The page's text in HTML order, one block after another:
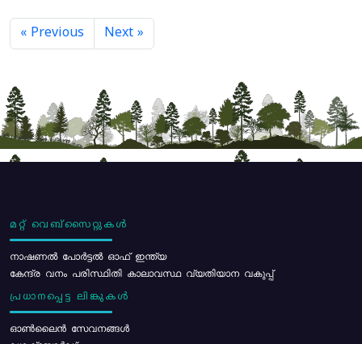
« Previous Next »
മറ്റ് വെബ്സൈറ്റുകൾ
നാഷണൽ പോർട്ടൽ ഓഫ് ഇന്ത്യ
കേന്ദ്ര വനം പരിസ്ഥിതി കാലാവസ്ഥ വ്യതിയാന വകുപ്പ്
പ്രധാനപ്പെട്ട ലിങ്കുകൾ
ഓൺലൈൻ സേവനങ്ങൾ